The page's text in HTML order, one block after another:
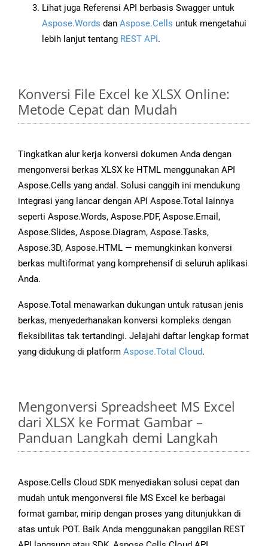
Lihat juga Referensi API berbasis Swagger untuk
Aspose.Words dan Aspose.Cells untuk mengetahui
lebih lanjut tentang REST API.
Konversi File Excel ke XLSX Online:
Metode Cepat dan Mudah
Tingkatkan alur kerja konversi dokumen Anda dengan
mengonversi berkas XLSX ke HTML menggunakan API
Aspose.Cells yang andal. Solusi canggih ini mendukung
integrasi yang lancar dengan API Aspose.Total lainnya
seperti Aspose.Words, Aspose.PDF, Aspose.Email,
Aspose.Slides, Aspose.Diagram, Aspose.Tasks,
Aspose.3D, Aspose.HTML — memungkinkan konversi
berkas multiformat yang komprehensif di seluruh aplikasi
Anda.
Aspose.Total menawarkan dukungan untuk ratusan jenis
berkas, menyederhanakan konversi kompleks dengan
fleksibilitas tak tertandingi. Jelajahi daftar lengkap format
yang didukung di platform Aspose.Total Cloud.
Mengonversi Spreadsheet MS Excel
dari XLSX ke Format Gambar –
Panduan Langkah demi Langkah
Aspose.Cells Cloud SDK menyediakan solusi cepat dan
mudah untuk mengonversi file MS Excel ke berbagai
format gambar, mirip dengan proses yang ditunjukkan di
atas untuk POT. Baik Anda menggunakan panggilan REST